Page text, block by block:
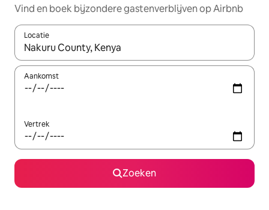
Vind en boek bijzondere gastenverblijven op Airbnb
Locatie
Wanneer er resultaten beschikbaar zijn, maak je een keuze
Aankomst
Vertrek
Zoeken